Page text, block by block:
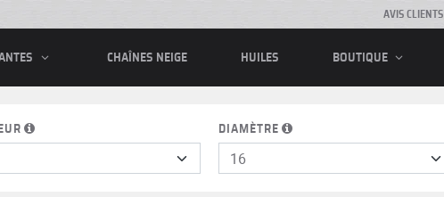
AVIS CLIENTS
CHAÎNES NEIGE HUILES BOUTIQUE
DIAMÈTRE